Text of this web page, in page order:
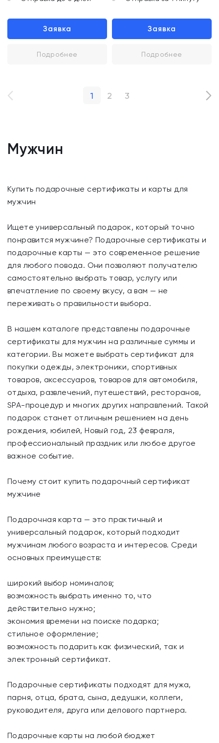
Заявка
Подробнее
Заявка
Подробнее
1 2 3
Мужчин
Купить подарочные сертификаты и карты для
мужчин
Ищете универсальный подарок, который точно
понравится мужчине? Подарочные сертификаты и
подарочные карты — это современное решение
для любого повода. Они позволяют получателю
самостоятельно выбрать товар, услугу или
впечатление по своему вкусу, а вам — не
переживать о правильности выбора.
В нашем каталоге представлены подарочные
сертификаты для мужчин на различные суммы и
категории. Вы можете выбрать сертификат для
покупки одежды, электроники, спортивных
товаров, аксессуаров, товаров для автомобиля,
отдыха, развлечений, путешествий, ресторанов,
SPA-процедур и многих других направлений. Такой
подарок станет отличным решением на день
рождения, юбилей, Новый год, 23 февраля,
профессиональный праздник или любое другое
важное событие.
Почему стоит купить подарочный сертификат
мужчине
Подарочная карта — это практичный и
универсальный подарок, который подходит
мужчинам любого возраста и интересов. Среди
основных преимуществ:
широкий выбор номиналов;
возможность выбрать именно то, что
действительно нужно;
экономия времени на поиске подарка;
стильное оформление;
возможность подарить как физический, так и
электронный сертификат.
Подарочные сертификаты подходят для мужа,
парня, отца, брата, сына, дедушки, коллеги,
руководителя, друга или делового партнера.
Подарочные карты на любой бюджет